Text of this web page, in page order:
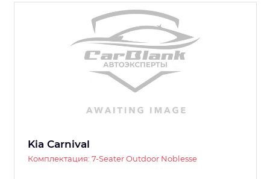
Kia Carnival
Комплектация: 7-Seater Outdoor Noblesse